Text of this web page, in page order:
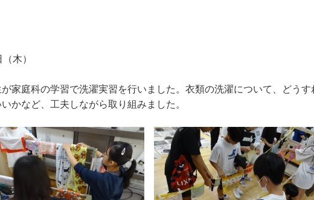
木）
家庭科の学習で洗濯実習を行いました。衣類の洗濯について、どう
いかなど、工夫しながら取り組みました。